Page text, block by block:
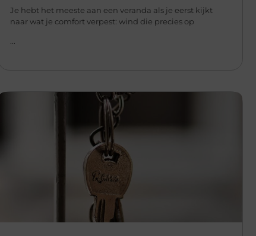
Je hebt het meeste aan een veranda als je eerst kijkt
naar wat je comfort verpest: wind die precies op
...